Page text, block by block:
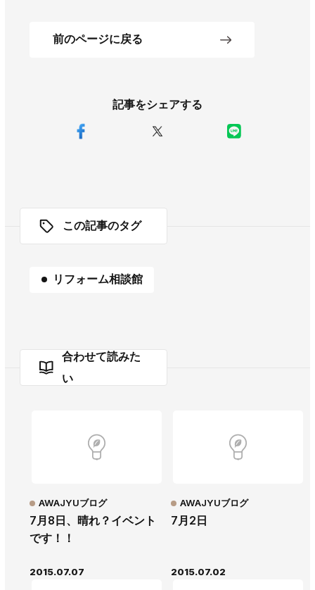
記事をシェアする
前のページに戻る
この記事のタグ
リフォーム相談館
合わせて読みた
い
7月8日、晴れ？イベント
です！！
AWAJYUブログ
2015.07.07
7月2日
AWAJYUブログ
2015.07.02